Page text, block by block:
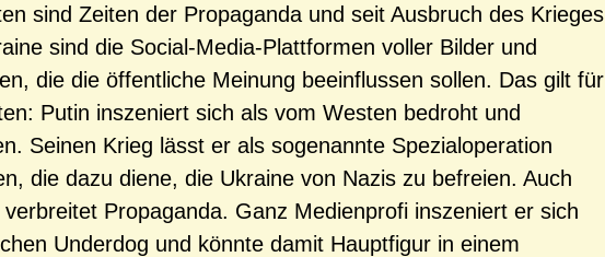
sind Zeiten der Propaganda und seit Ausbruch des Krieges
sind die Social-Media-Plattformen voller Bilder und
die die öffentliche Meinung beeinflussen sollen. Das gilt für
Putin inszeniert sich als vom Westen bedroht und
Seinen Krieg lässt er als sogenannte Spezialoperation
die dazu diene, die Ukraine von Nazis zu befreien. Auch
verbreitet Propaganda. Ganz Medienprofi inszeniert er sich
Underdog und könnte damit Hauptfigur in einem